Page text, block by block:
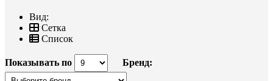
Вид:
Сетка
Список
Показывать по Бренд: